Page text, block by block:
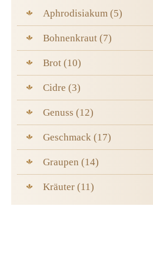
Aphrodisiakum (5)
Bohnenkraut (7)
Brot (10)
Cidre (3)
Genuss (12)
Geschmack (17)
Graupen (14)
Kräuter (11)